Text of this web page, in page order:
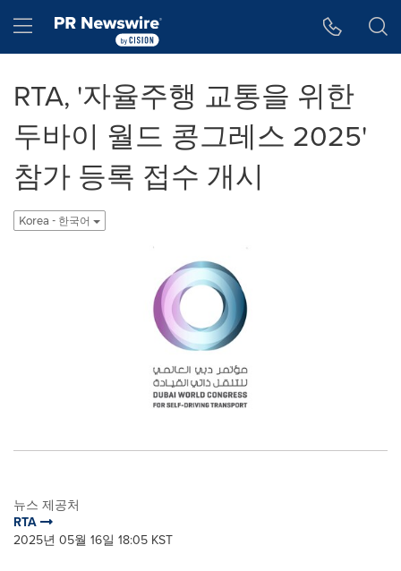
Hamburger menu
RTA, '자율주행 교통을 위한
두바이 월드 콩그레스 2025'
참가 등록 접수 개시
Korea - 한국어
뉴스 제공처
RTA
2025년 05월 16일 18:05 KST